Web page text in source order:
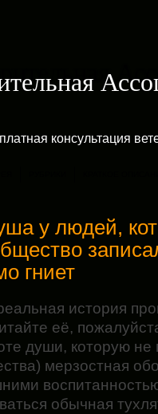
консультация
у людей,
гниет
история
её,
души, которую
мерзостная
обычная